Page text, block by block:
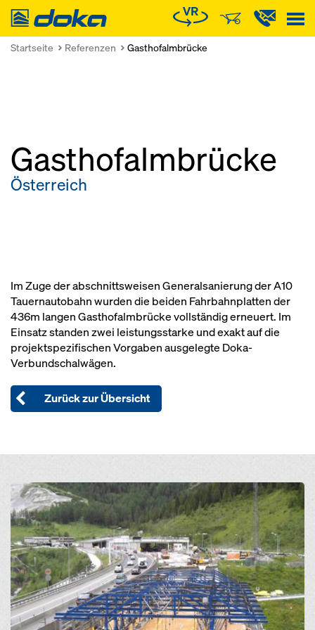
Doka
Startseite Referenzen Gasthofalmbrücke
Gasthofalmbrücke
Österreich
Im Zuge der abschnittsweisen Generalsanierung der A10
Tauernautobahn wurden die beiden Fahrbahnplatten der
436m langen Gasthofalmbrücke vollständig erneuert. Im
Einsatz standen zwei leistungsstarke und exakt auf die
projektspezifischen Vorgaben ausgelegte Doka-
Verbundschalwägen.
Zurück zur Übersicht
Open